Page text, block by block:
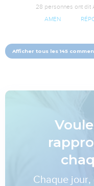
28 personnes ont dit
AMEN
Afficher tous les 145
Chaque